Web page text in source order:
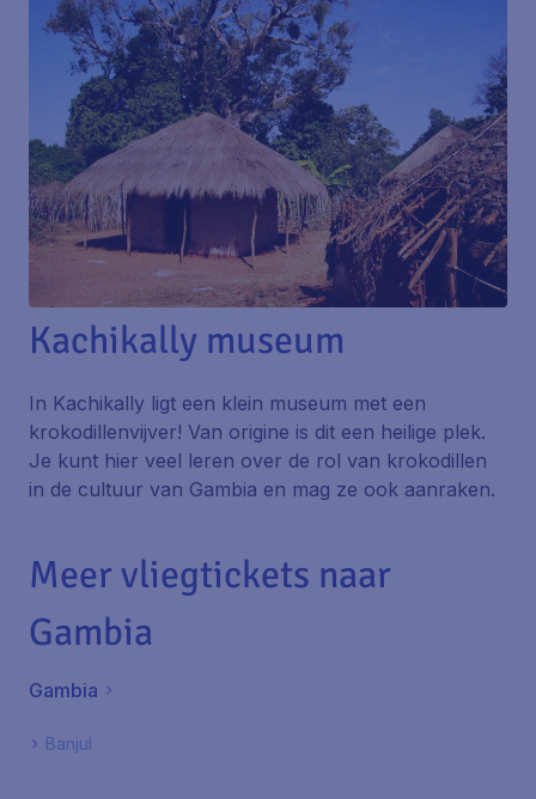
Kachikally museum
In Kachikally ligt een klein museum met een
krokodillenvijver! Van origine is dit een heilige plek.
Je kunt hier veel leren over de rol van krokodillen
in de cultuur van Gambia en mag ze ook aanraken.
Meer vliegtickets naar
Gambia
Gambia
Banjul